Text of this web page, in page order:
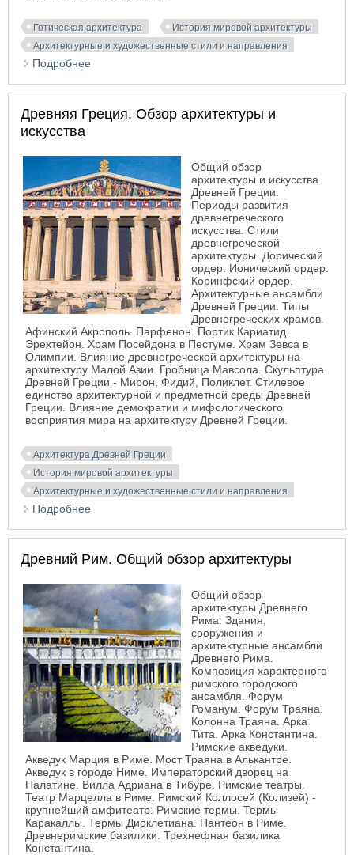
Готическая архитектура
История мировой архитектуры
Архитектурные и художественные стили и направления
Подробнее
Древняя Греция. Обзор архитектуры и
искусства
Общий обзор
архитектуры и искусства
Древней Греции.
Периоды развития
древнегреческого
искусства. Стили
древнегреческой
архитектуры. Дорический
ордер. Ионический ордер.
Коринфский ордер.
Архитектурные ансамбли
Древней Греции. Типы
Древнегреческих храмов.
Афинский Акрополь. Парфенон. Портик Кариатид.
Эрехтейон. Храм Посейдона в Пестуме. Храм Зевса в
Олимпии. Влияние древнегреческой архитектуры на
архитектуру Малой Азии. Гробница Мавсола. Скульптура
Древней Греции - Мирон, Фидий, Поликлет. Стилевое
единство архитектурной и предметной среды Древней
Греции. Влияние демократии и мифологического
восприятия мира на архитектуру Древней Греции.
Архитектура Древней Греции
История мировой архитектуры
Архитектурные и художественные стили и направления
Подробнее
Древний Рим. Общий обзор архитектуры
Общий обзор
архитектуры Древнего
Рима. Здания,
сооружения и
архитектурные ансамбли
Древнего Рима.
Композиция характерного
римского городского
ансамбля. Форум
Романум. Форум Траяна.
Колонна Траяна. Арка
Тита. Арка Константина.
Римские акведуки.
Акведук Марция в Риме. Мост Траяна в Алькантре.
Акведук в городе Ниме. Императорский дворец на
Палатине. Вилла Адриана в Тибуре. Римские театры.
Театр Марцелла в Риме. Римский Коллосей (Колизей) -
крупнейший амфитеатр. Римские термы. Термы
Каракаллы. Термы Диоклетиана. Пантеон в Риме.
Древнеримские базилики. Трехнефная базилика
Константина.